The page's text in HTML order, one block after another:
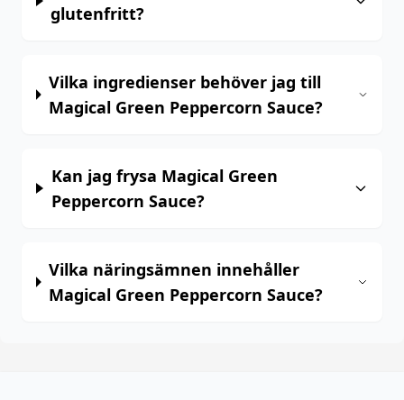
glutenfritt?
Vilka ingredienser behöver jag till
Magical Green Peppercorn Sauce?
Kan jag frysa Magical Green
Peppercorn Sauce?
Vilka näringsämnen innehåller
Magical Green Peppercorn Sauce?